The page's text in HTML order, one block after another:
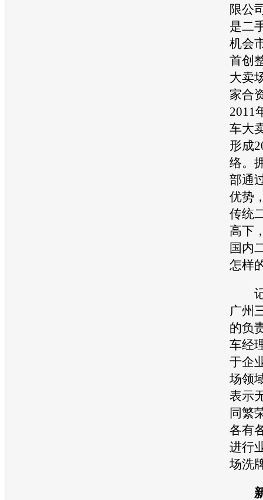
限公
是二
机会
首创
大卖
家合
2011
车大
形成
络。
部通
优势
传统
高下
国内
怎样
记
广州
的负
车经
于企
场领
表示
同繁
各有
进行
场洗